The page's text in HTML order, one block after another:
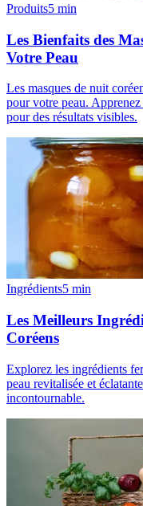
Produits5 min
Les Bienfaits des
Votre Peau
Les masques de nuit
pour votre peau.
pour des résultats visibles.
Ingrédients5 min
Les Meilleurs
Coréens
Explorez les ingrédients
peau revitalisée et
incontournable.